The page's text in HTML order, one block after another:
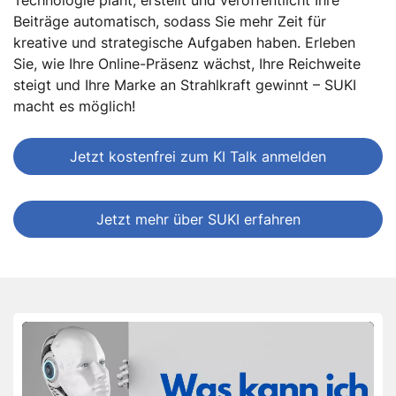
Beiträge automatisch, sodass Sie mehr Zeit für
kreative und strategische Aufgaben haben. Erleben
Sie, wie Ihre Online-Präsenz wächst, Ihre Reichweite
steigt und Ihre Marke an Strahlkraft gewinnt – SUKI
macht es möglich!
Jetzt kostenfrei zum KI Talk anmelden
Jetzt mehr über SUKI erfahren